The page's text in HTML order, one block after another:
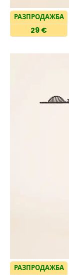
РАЗПРОДАЖБА
29 €
РАЗПРОДАЖБА